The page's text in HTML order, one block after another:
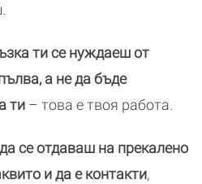
ти се нуждаеш от
а не да бъде
ти – това е твоя работа.
се отдаваш на прекалено
и да е контакти,